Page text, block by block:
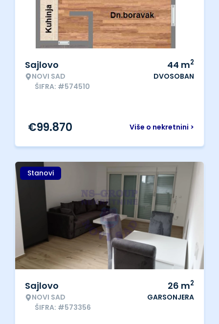
Sajlovo
NOVI SAD
ŠIFRA: #574510
44 m2
DVOSOBAN
Više o nekretnini >
€99.870
Stanovi
Sajlovo
NOVI SAD
ŠIFRA: #573356
26 m2
GARSONJERA